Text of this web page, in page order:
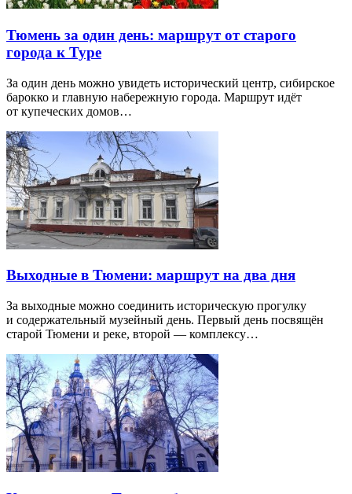
Тюмень за один день: маршрут от старого
города к Туре
За один день можно увидеть исторический центр, сибирское
барокко и главную набережную города. Маршрут идёт
от купеческих домов…
Выходные в Тюмени: маршрут на два дня
За выходные можно соединить историческую прогулку
и содержательный музейный день. Первый день посвящён
старой Тюмени и реке, второй — комплексу…